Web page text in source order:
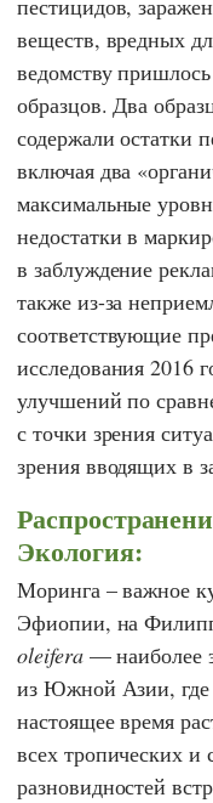
пестицидов,
веществ, вредных
ведомству
образцов. Два
содержали остатки
включая два
максимальные
недостатки в
в заблуждение
также из-за
соответствующие
исследования 2016
улучшений по
с точки зрения
зрения вводящих в
Экология:
Моринга – важное
Эфиопии, на
oleifera— наиболее
из Южной Азии, где
настоящее время
всех тропических и
разновидностей